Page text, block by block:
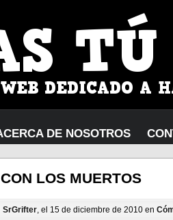
DE NOSOTROS
LOS MUERTOS
SrGrifter, el 15 de diciembre de 2010 en